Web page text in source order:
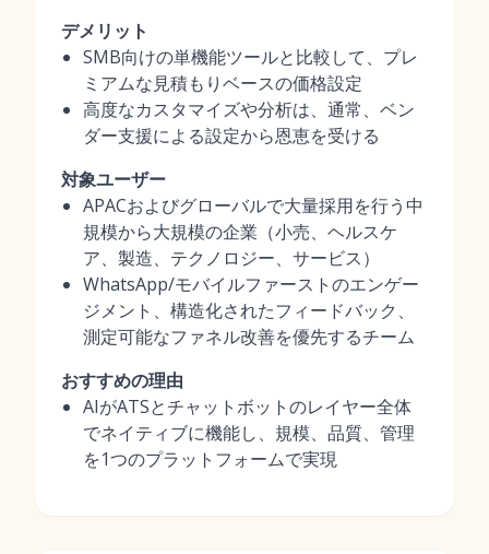
デメリット
SMB向けの単機能ツールと比較して、プレ
ミアムな見積もりベースの価格設定
高度なカスタマイズや分析は、通常、ベン
ダー支援による設定から恩恵を受ける
対象ユーザー
APACおよびグローバルで大量採用を行う中
規模から大規模の企業（小売、ヘルスケ
ア、製造、テクノロジー、サービス）
WhatsApp/モバイルファーストのエンゲー
ジメント、構造化されたフィードバック、
測定可能なファネル改善を優先するチーム
おすすめの理由
AIがATSとチャットボットのレイヤー全体
でネイティブに機能し、規模、品質、管理
を1つのプラットフォームで実現